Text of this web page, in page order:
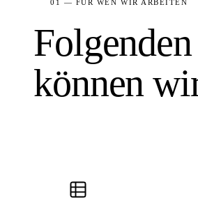
01 — FÜR WEN WIR ARBEITEN
können